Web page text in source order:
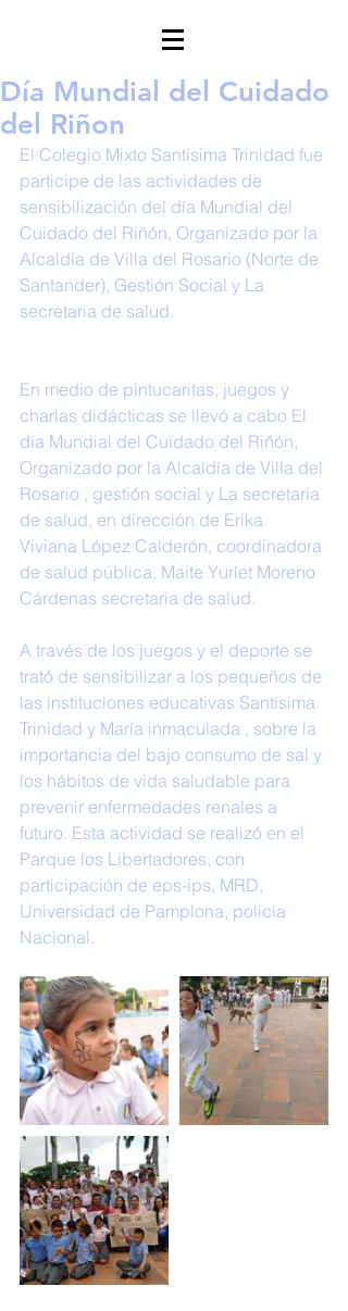
Día Mundial del Cuidado
del Riñon
El Colegio Mixto Santísima Trinidad fue
participe de las actividades de
sensibilización del día Mundial del
Cuidado del Riñón, Organizado por la
Alcaldía de Villa del Rosario (Norte de
Santander), Gestión Social y La
secretaria de salud.
En medio de pintucaritas, juegos y
charlas didácticas se llevó a cabo El
día Mundial del Cuidado del Riñón,
Organizado por la Alcaldía de Villa del
Rosario , gestión social y La secretaria
de salud, en dirección de Erika
Viviana López Calderón, coordinadora
de salud pública, Maite Yurlet Moreno
Cárdenas secretaria de salud.
A través de los juegos y el deporte se
trató de sensibilizar a los pequeños de
las instituciones educativas Santísima
Trinidad y María inmaculada , sobre la
importancia del bajo consumo de sal y
los hábitos de vida saludable para
prevenir enfermedades renales a
futuro. Esta actividad se realizó en el
Parque los Libertadores, con
participación de eps-ips, MRD,
Universidad de Pamplona, policía
Nacional.